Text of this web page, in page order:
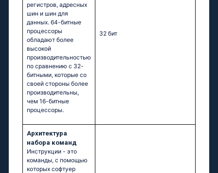
регистров, адресных
шин и шин для
данных. 64-битные
процессоры
обладают более
высокой
производительностью
по сравнению с 32-
битными, которые со
своей стороны более
производительны,
чем 16-битные
процессоры.
32 бит
Архитектура
набора команд
Инструкции - это
команды, с помощью
которых софтуер